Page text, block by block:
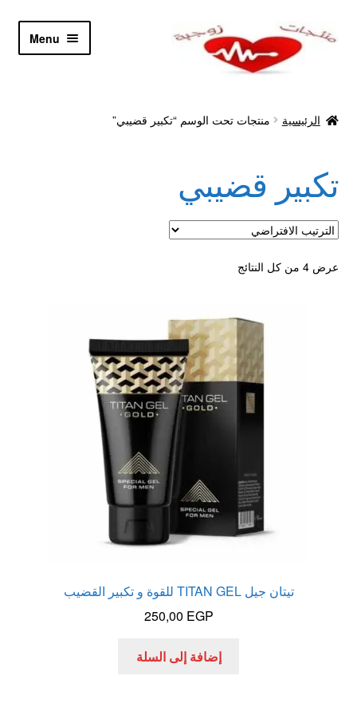
Skip
Skip
Menu
أدوية تكبير و تضخيم العضو
اتصل بنا
اتمام الطلب
اكسسوارات مثيره
زيوت مساج و نكهات للمداعبه
الرئيسية منتجات تحت الوسم “تكبير قضيبي”
تكبير قضيبي
عرض ⁦4⁩ من كل النتائج
تيتان جيل TITAN GEL للقوة و تكبير القضيب
250,00 EGP
إضافة إلى السلة